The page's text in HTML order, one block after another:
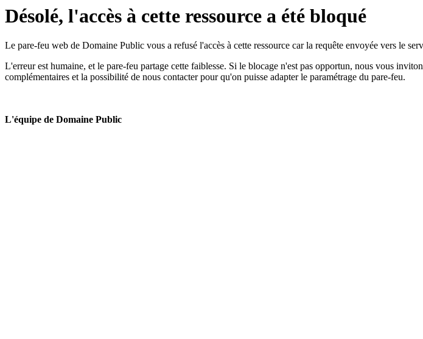
Désolé, l'accès à cette ressource a été bloqué
Le pare-feu web de Domaine Public vous a refusé l'accès à cette ressource car la requête envoyée vers le
L'erreur est humaine, et le pare-feu partage cette faiblesse. Si le blocage n'est pas opportun, nous vous
complémentaires et la possibilité de nous contacter pour qu'on puisse adapter le paramétrage du pare-feu.
L'équipe de Domaine Public